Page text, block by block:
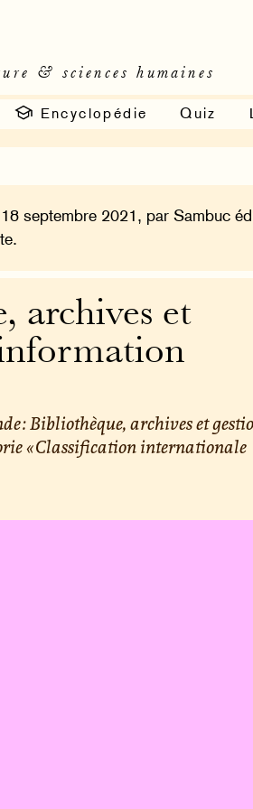
& sciences humaines
Encyclopédie Quiz
18 septembre 2021, par Sambuc
archives et
: Bibliothèque, archives et
« Classification internationale